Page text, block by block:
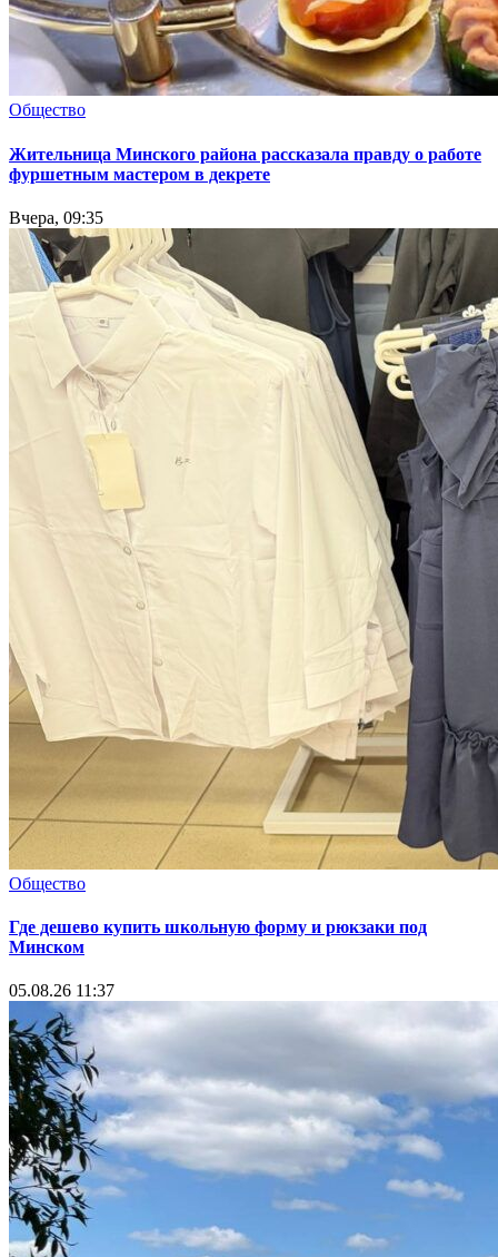
Общество
Жительница Минского района рассказала правду о работе
фуршетным мастером в декрете
Вчера, 09:35
Общество
Где дешево купить школьную форму и рюкзаки под
Минском
05.08.26 11:37